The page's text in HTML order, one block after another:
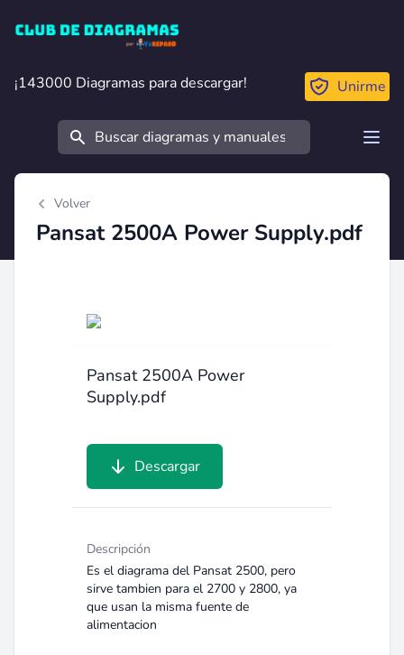
Club de Diagramas
¡143000 Diagramas para descargar!
¡143000 Diagramas para descargar! Unirme
Buscar
Volver
Pansat 2500A Power Supply.pdf
Pansat 2500A Power
Supply.pdf
Descargar
Descripción
Es el diagrama del Pansat 2500, pero
sirve tambien para el 2700 y 2800, ya
que usan la misma fuente de
alimentacion